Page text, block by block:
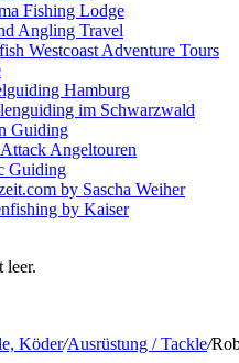
Fishing Lodge
Angling Travel
Westcoast Adventure Tours
Hamburg
im Schwarzwald
Guiding
Angeltouren
Guiding
by Sascha Weiher
by Kaiser
leer.
Köder/Ausrüstung / Tackle/